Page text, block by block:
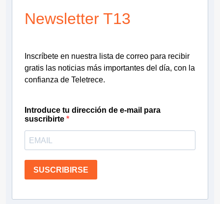
Newsletter T13
Inscríbete en nuestra lista de correo para recibir
gratis las noticias más importantes del día, con la
confianza de Teletrece.
Introduce tu dirección de e-mail para
suscribirte
SUSCRIBIRSE